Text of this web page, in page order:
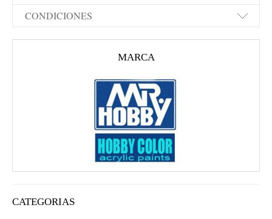
CONDICIONES
MARCA
CATEGORIAS